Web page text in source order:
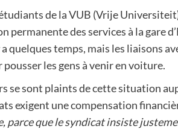
de la VUB (Vrije
des services à la gare
quelques temps, mais les liaisons
les gens à venir en voiture.
se sont plaints de cette situation
exigent une compensation
parce que le syndicat insiste